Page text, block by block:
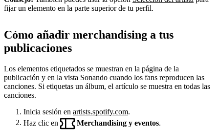
fijar un elemento en la parte superior de tu perfil.
Cómo añadir merchandising a tus
publicaciones
Los elementos etiquetados se muestran en la página de la
publicación y en la vista Sonando cuando los fans reproducen las
canciones. Si etiquetas un álbum, el artículo se muestra en todas las
canciones.
Inicia sesión en artists.spotify.com.
Haz clic en
Merchandising y eventos